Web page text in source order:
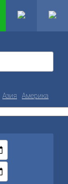
Азия Америка